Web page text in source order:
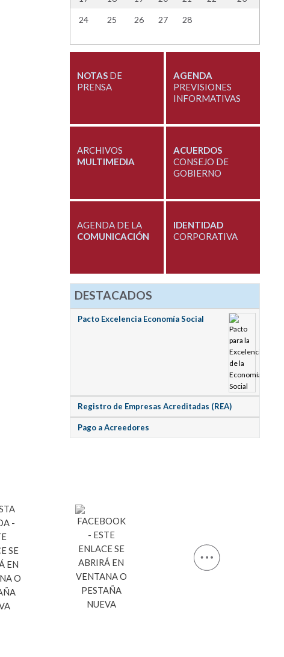
24 25 26 27 28
NOTASDE
PRENSA
AGENDA
PREVISIONES
INFORMATIVAS
ARCHIVOS
MULTIMEDIA
ACUERDOS
CONSEJO DE
GOBIERNO
AGENDA DE LA
COMUNICACIÓN
IDENTIDAD
CORPORATIVA
DESTACADOS
Pacto Excelencia Economía Social
Registro de Empresas Acreditadas (REA)
Pago a Acreedores